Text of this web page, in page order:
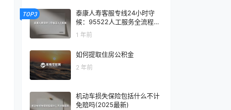
TOP3
泰康人寿客服专线24小时守
候：95522人工服务全流程指
南
1 年前
如何提取住房公积金
2 年前
机动车损失保险包括什么不计
免赔吗(2025最新)